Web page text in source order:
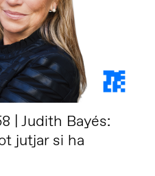
| Judith Bayés:
jutjar si ha